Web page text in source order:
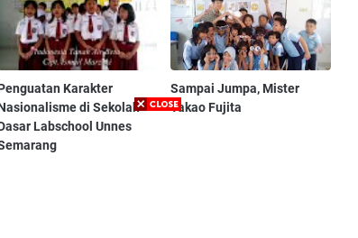
Karakter
di Sekolah
Labschool Unnes
Sampai Jumpa, Mister
Takao Fujita